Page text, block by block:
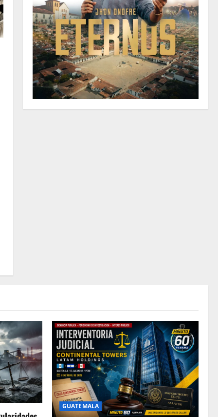
GUATEMALA